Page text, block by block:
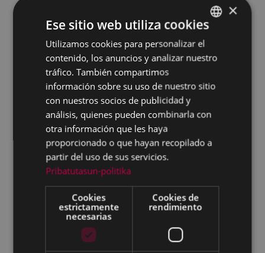
Recursos Humanos
Organización y Transformación Digital
Área económica
Desarrollo económico, Empleo e Innovación
Urbanismo
Medio Ambiente
Obras
Carta de Servicios
Servicios
Compromisos
Derechos de las personas usuarias
BASQUE
SPANISH
×
Ese sitio web utiliza cookies
Utilizamos cookies para personalizar el
contenido, los anuncios y analizar nuestro
tráfico. También compartimos
información sobre su uso de nuestro sitio
con nuestros socios de publicidad y
análisis, quienes pueden combinarla con
otra información que les haya
proporcionado o que hayan recopilado a
partir del uso de sus servicios.
Pribatutasun-politika
Cookies
estrictamente
necesarias
Cookies de
rendimiento